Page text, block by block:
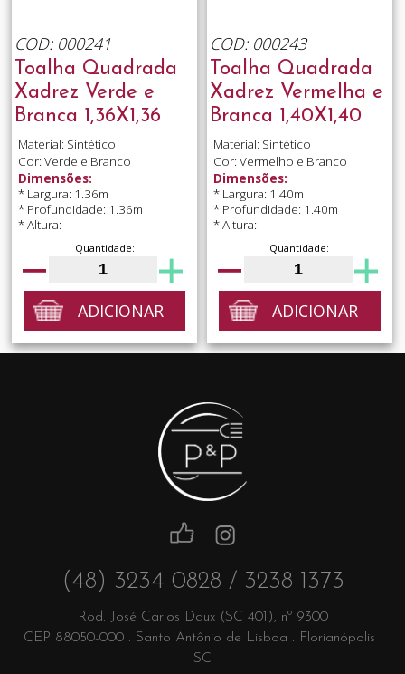
COD: 000241
Toalha Quadrada
Xadrez Verde e
Branca 1,36X1,36
Material: Sintético
Cor: Verde e Branco
Dimensões:
* Largura: 1.36m
* Profundidade: 1.36m
* Altura: -
Quantidade:
ADICIONAR
COD: 000243
Toalha Quadrada
Xadrez Vermelha e
Branca 1,40X1,40
Material: Sintético
Cor: Vermelho e Branco
Dimensões:
* Largura: 1.40m
* Profundidade: 1.40m
* Altura: -
Quantidade:
ADICIONAR
(48) 3234 0828 / 3238 1373
Rod. José Carlos Daux (SC 401), nº 9300
CEP 88050-000 . Santo Antônio de Lisboa . Florianópolis .
SC